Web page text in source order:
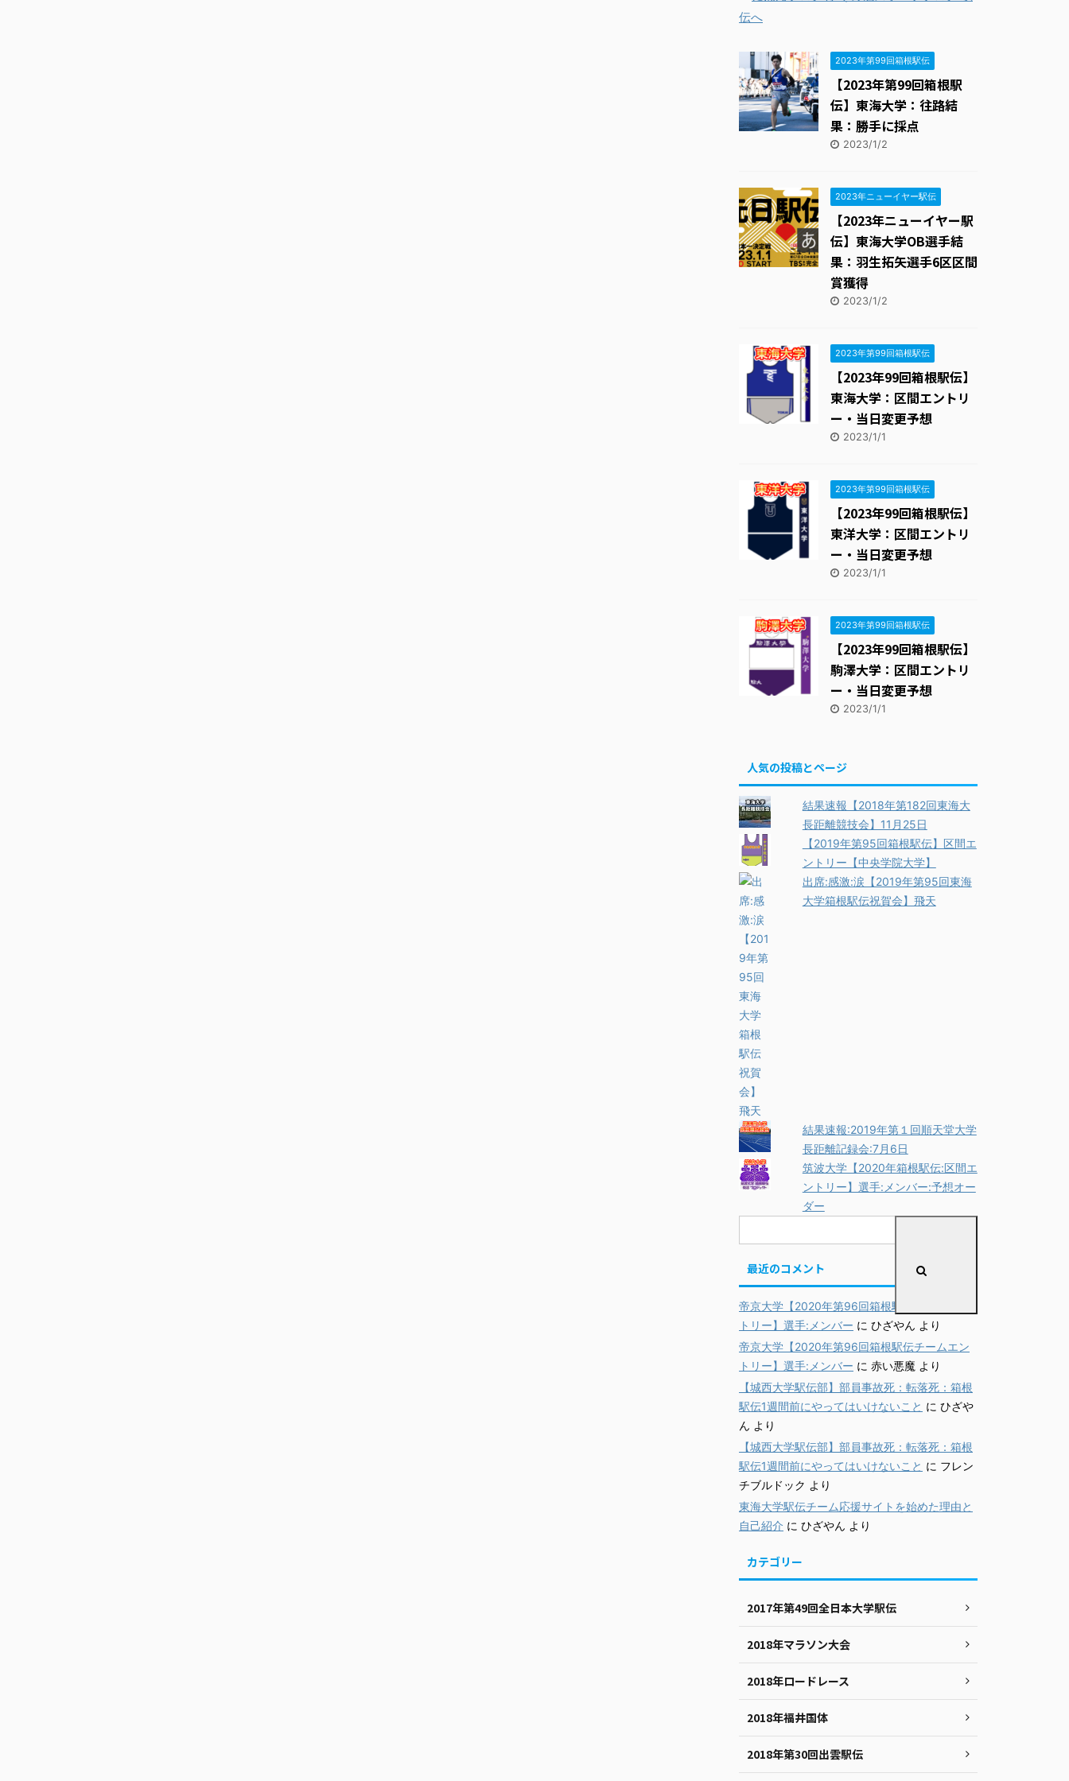
15位
2023年第99回箱根駅伝
【2023年第99回箱根駅
伝】東海大学：往路結
果：勝手に採点
2023/1/2
2023年ニューイヤー駅伝
【2023年ニューイヤー駅
伝】東海大学OB選手結
果：羽生拓矢選手6区区間
賞獲得
2023/1/2
2023年第99回箱根駅伝
【2023年99回箱根駅伝】
東海大学：区間エントリ
ー・当日変更予想
2023/1/1
2023年第99回箱根駅伝
【2023年99回箱根駅伝】
東洋大学：区間エントリ
ー・当日変更予想
2023/1/1
2023年第99回箱根駅伝
【2023年99回箱根駅伝】
駒澤大学：区間エントリ
ー・当日変更予想
2023/1/1
人気の投稿とページ
結果速報【2018年第182回東海大
長距離競技会】11月25日
【2019年第95回箱根駅伝】区間エ
ントリー【中央学院大学】
出席:感激:涙【2019年第95回東海
大学箱根駅伝祝賀会】飛天
結果速報:2019年第１回順天堂大学
長距離記録会:7月6日
筑波大学【2020年箱根駅伝:区間エ
ントリー】選手:メンバー:予想オー
ダー
最近のコメント
帝京大学【2020年第96回箱根駅伝チームエン
トリー】選手:メンバー に ひざやん より
帝京大学【2020年第96回箱根駅伝チームエン
トリー】選手:メンバー に 赤い悪魔 より
【城西大学駅伝部】部員事故死：転落死：箱根
駅伝1週間前にやってはいけないこと に ひざや
ん より
【城西大学駅伝部】部員事故死：転落死：箱根
駅伝1週間前にやってはいけないこと に フレン
チブルドック より
東海大学駅伝チーム応援サイトを始めた理由と
自己紹介 に ひざやん より
カテゴリー
2017年第49回全日本大学駅伝
2018年マラソン大会
2018年ロードレース
2018年福井国体
2018年第30回出雲駅伝